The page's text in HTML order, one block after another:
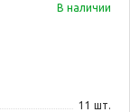
В наличии
11 шт.